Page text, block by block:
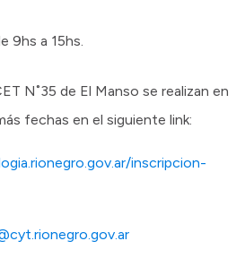
9hs a 15hs.
N˚35 de El Manso se realizan en
fechas en el siguiente link:
inscripcion-